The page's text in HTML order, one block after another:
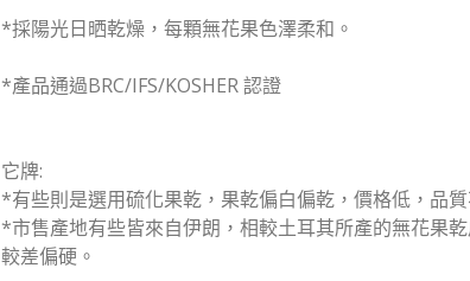
*採陽光日晒乾燥，每顆無花果色澤柔和。
*產品通過BRC/IFS/KOSHER 認證
它牌:
*有些則是選用硫化果乾，果乾偏白偏乾，價格低，品
*市售產地有些皆來自伊朗，相較土耳其所產的無花果
較差偏硬。